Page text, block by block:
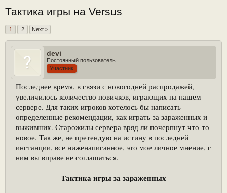
Тактика игры на Versus
1 2 Next >
devi
Постоянный пользователь
Участник
Последнее время, в связи с новогодней распродажей,
увеличилось количество новичков, играющих на нашем
сервере. Для таких игроков хотелось бы написать
определенные рекомендации, как играть за зараженных и
выживших. Старожилы сервера вряд ли почерпнут что-то
новое. Так же, не претендую на истину в последней
инстанции, все ниженаписанное, это мое личное мнение, с
ним вы вправе не соглашаться.
Тактика игры за зараженных